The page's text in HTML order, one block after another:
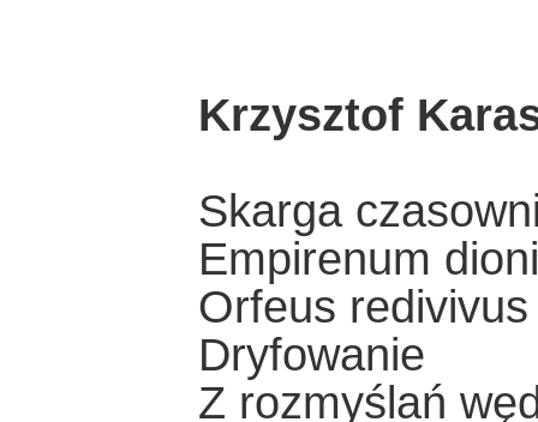
Krzysztof
Skarga
Empirenum
Orfeus redivivus
Dryfowanie
Z rozmyślań